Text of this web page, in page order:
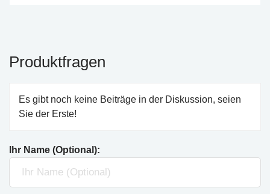
Produktfragen
Es gibt noch keine Beiträge in der Diskussion, seien
Sie der Erste!
Ihr Name (Optional):